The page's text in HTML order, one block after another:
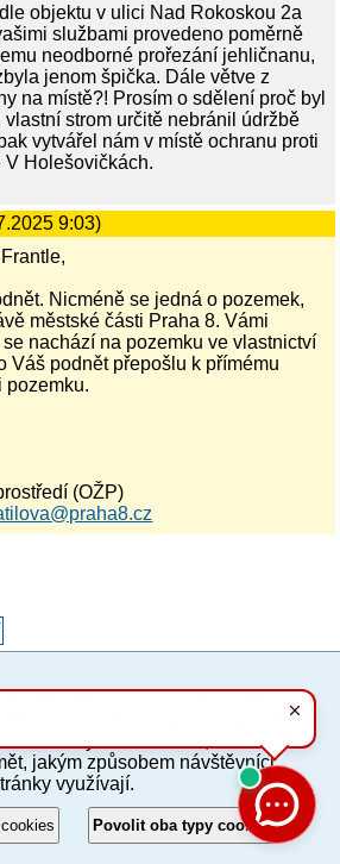
objektu v ulici Nad Rokoskou 2a
službami provedeno poměrně
neodborné prořezání jehličnanu,
jenom špička. Dále větve z
na místě?! Prosím o sdělení proč byl
strom určitě nebránil údržbě
vytvářel nám v místě ochranu proti
V Holešovičkách.
9:03)
Nicméně se jedná o pozemek,
městské části Praha 8. Vámi
nachází na pozemku ve vlastnictví
Váš podnět přepošlu k přímému
pozemku.
(OŽP)
ENG
informace
8
základní soubory cookies, které
analytické cookies, které nám
jakým způsobem návštěvníci
využívají.
Povolit oba typy cookies